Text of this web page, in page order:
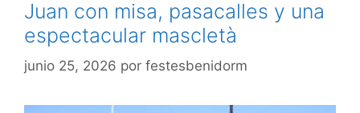
Juan con misa, pasacalles y una
espectacular mascletà
junio 25, 2026 por festesbenidorm